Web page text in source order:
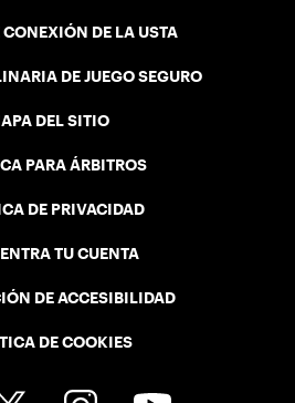
CONEXIÓN DE LA USTA
DE JUEGO SEGURO
DEL SITIO
PARA ÁRBITROS
DE PRIVACIDAD
TU CUENTA
DE ACCESIBILIDAD
DE COOKIES